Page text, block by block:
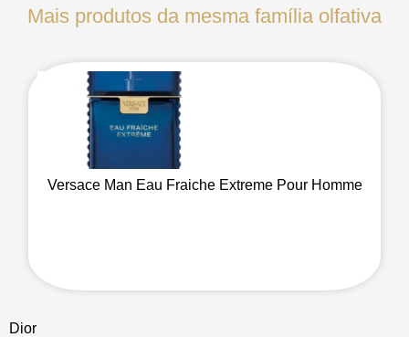
Mais produtos da mesma família olfativa
Versace Man Eau Fraiche Extreme Pour Homme
Dior